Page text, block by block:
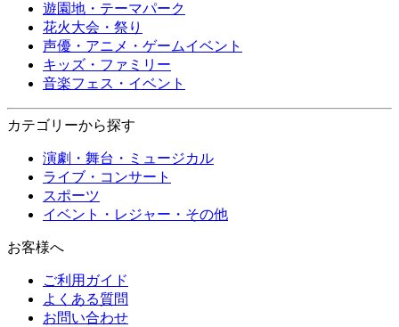
遊園地・テーマパーク
花火大会・祭り
声優・アニメ・ゲームイベント
キッズ・ファミリー
音楽フェス・イベント
カテゴリーから探す
演劇・舞台・ミュージカル
ライブ・コンサート
スポーツ
イベント・レジャー・その他
お客様へ
ご利用ガイド
よくある質問
お問い合わせ